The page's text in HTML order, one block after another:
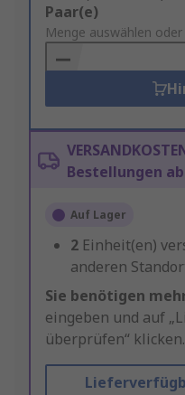
Add
to
Basket
Paar(e)
Menge auswählen
Bestellungen ab
Auf Lager
2 Einheit(en)
anderen
Sie benötigen
eingeben und auf
überprüfen“ klicken.